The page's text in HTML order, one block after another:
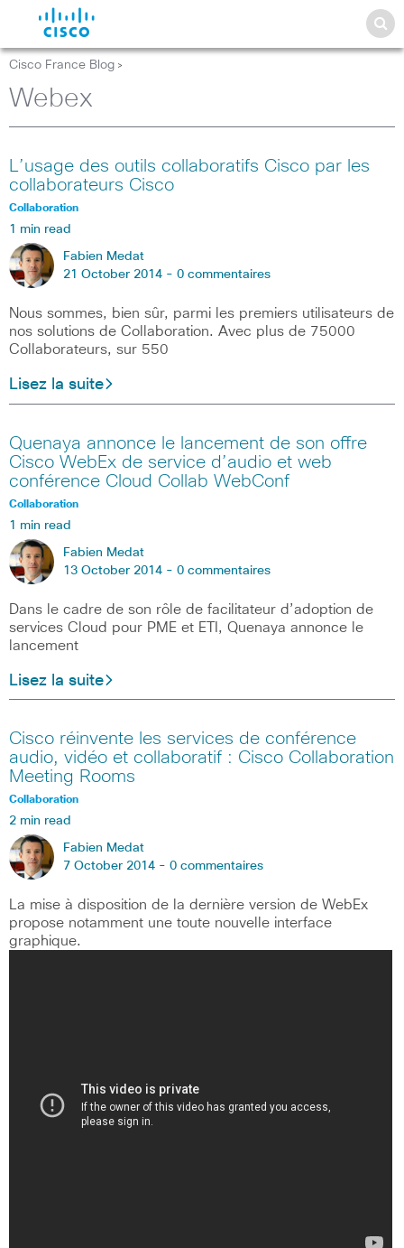
Cisco France Blog >
Webex
L’usage des outils collaboratifs Cisco par les
collaborateurs Cisco
Collaboration
1 min read
Fabien Medat
21 October 2014 - 0 commentaires
Nous sommes, bien sûr, parmi les premiers utilisateurs de
nos solutions de Collaboration. Avec plus de 75000
Collaborateurs, sur 550
Lisez la suite
Quenaya annonce le lancement de son offre
Cisco WebEx de service d’audio et web
conférence Cloud Collab WebConf
Collaboration
1 min read
Fabien Medat
13 October 2014 - 0 commentaires
Dans le cadre de son rôle de facilitateur d’adoption de
services Cloud pour PME et ETI, Quenaya annonce le
lancement
Lisez la suite
Cisco réinvente les services de conférence
audio, vidéo et collaboratif : Cisco Collaboration
Meeting Rooms
Collaboration
2 min read
Fabien Medat
7 October 2014 - 0 commentaires
La mise à disposition de la dernière version de WebEx
propose notamment une toute nouvelle interface
graphique.